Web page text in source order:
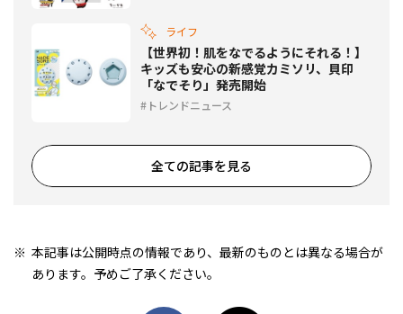
ライフ
【世界初！肌をなでるようにそれる！】
キッズも安心の新感覚カミソリ、貝印
「なでそり」発売開始
トレンドニュース
全ての記事を見る
本記事は公開時点の情報であり、最新のものとは異なる場合が
あります。予めご了承ください。